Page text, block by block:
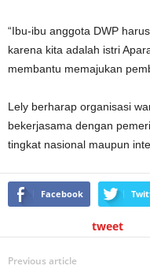
“Ibu-ibu anggota DWP
karena kita adalah istri
membantu memajukan
Lely berharap organisasi
bekerjasama dengan
tingkat nasional maupun
Facebook
tweet
Previous article